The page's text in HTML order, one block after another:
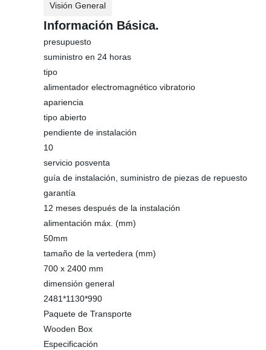
Visión General
Información Básica.
presupuesto
suministro en 24 horas
tipo
alimentador electromagnético vibratorio
apariencia
tipo abierto
pendiente de instalación
10
servicio posventa
guía de instalación, suministro de piezas de repuesto
garantía
12 meses después de la instalación
alimentación máx. (mm)
50mm
tamaño de la vertedera (mm)
700 x 2400 mm
dimensión general
2481*1130*990
Paquete de Transporte
Wooden Box
Especificación